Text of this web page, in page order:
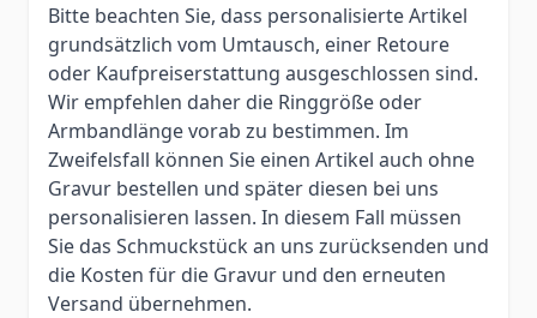
Bitte beachten Sie, dass personalisierte Artikel
grundsätzlich vom Umtausch, einer Retoure
oder Kaufpreiserstattung ausgeschlossen sind.
Wir empfehlen daher die Ringgröße oder
Armbandlänge vorab zu bestimmen. Im
Zweifelsfall können Sie einen Artikel auch ohne
Gravur bestellen und später diesen bei uns
personalisieren lassen. In diesem Fall müssen
Sie das Schmuckstück an uns zurücksenden und
die Kosten für die Gravur und den erneuten
Versand übernehmen.